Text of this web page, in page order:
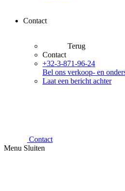
Contact
Terug
Contact
+32-3-871-96-24
Bel ons verkoop- en
Laat een bericht achter
Contact
Menu Sluiten